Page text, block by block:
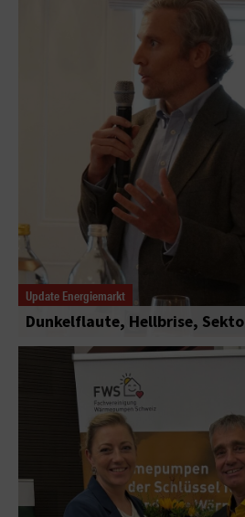
Update Energiemarkt
Dunkelflaute, Hellbrise,